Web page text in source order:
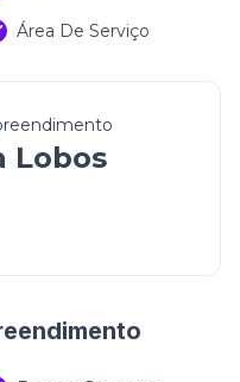
Área De Serviço
Lobos